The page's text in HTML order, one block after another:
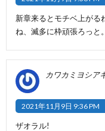
新章来るとモチベ上がる
ね、滅多に枠頑張ろっと。
カワカミヨシア
2021年11月9日 9:36 PM
ザオラル!